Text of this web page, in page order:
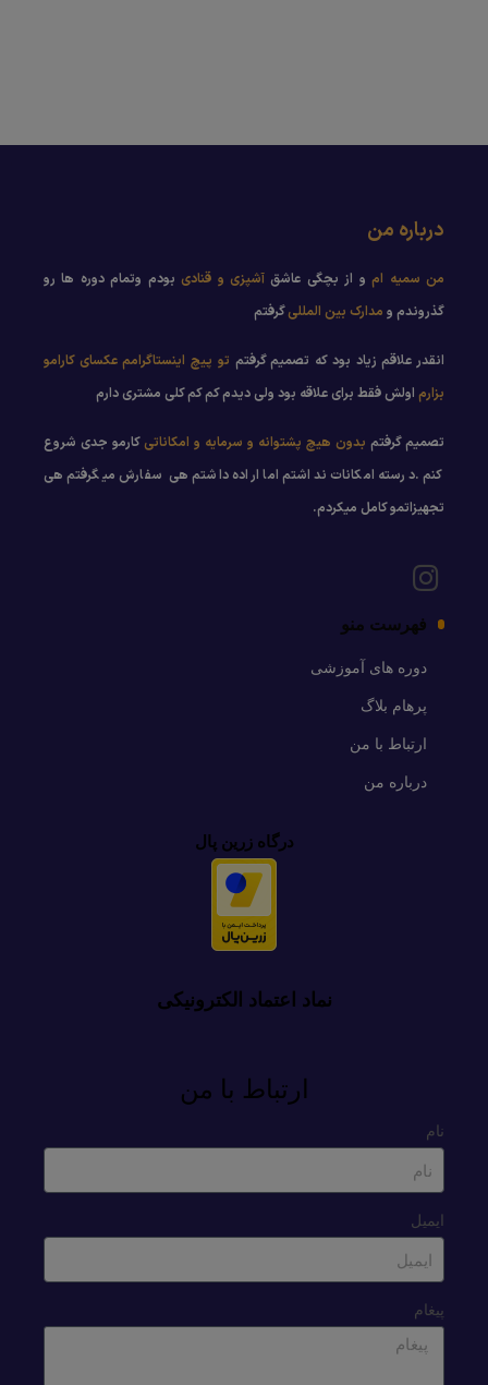
درباره من
من سمیه امو از بچگی عاشق آشپزی و قنادی بودم وتمام دوره ها رو
گذروندم و مدارک بین المللیگرفتم
انقدر علاقم زیاد بود که تصمیم گرفتم تو پیچ اینستاگرامم عکسای کارامو
بزارم اولش فقط برای علاقه بود ولی دیدم کم کم کلی مشتری دارم
تصمیم گرفتم بدون هیچ پشتوانه و سرمایه و امکاناتی کارمو جدی شروع
کنم .درسته امکانات نداشتم اما اراده داشتم هی سفارش میگرفتم هی
تجهیزاتمو کامل میکردم.
فهرست منو
دوره های آموزشی
پرهام بلاگ
ارتباط با من
درباره من
درگاه زرین پال
نماد اعتماد الکترونیکی
ارتباط با من
نام
ایمیل
پیغام